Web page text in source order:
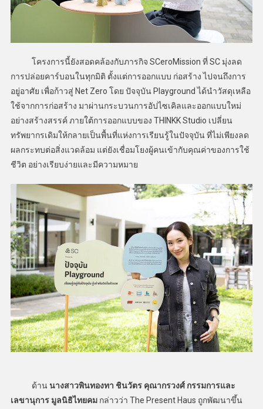
โครงการนี้ยังสอดคล้องกับภารกิจ SCeroMission ที่ SC มุ่งลด
การปล่อยคาร์บอนในทุกมิติ ตั้งแต่การออกแบบ ก่อสร้าง ไปจนถึงการ
อยู่อาศัย เพื่อก้าวสู่ Net Zero โดย ปัจจุบัน Playground ได้นำวัสดุเหลือ
ใช้จากการก่อสร้าง มาผ่านกระบวนการอัปไซเคิลและออกแบบใหม่
อย่างสร้างสรรค์ ภายใต้การออกแบบของ THINKK Studio เปลี่ยน
ทรัพยากรเดิมให้กลายเป็นพื้นที่แห่งการเรียนรู้ในปัจจุบัน ที่ไม่เพียงลด
ผลกระทบต่อสิ่งแวดล้อม แต่ยังเชื่อมโยงผู้คนเข้ากับคุณค่าของการใช้
ชีวิต อย่างเรียบง่ายและมีความหมาย
ด้านนางสาวพินทองทา ชินวัตร คุณากรวงศ์ กรรมการและ
เลขานุการ มูลนิธิไทยคมกล่าวว่า The Present Haus ถูกพัฒนาขึ้น